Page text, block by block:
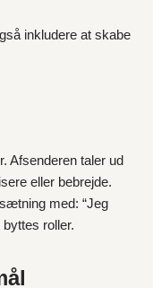
inkludere at skabe
Afsenderen taler ud
eller bebrejde.
med: “Jeg
roller.